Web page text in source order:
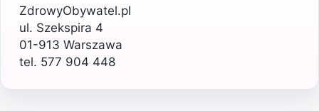
ZdrowyObywatel.pl
ul. Szekspira 4
01-913 Warszawa
tel. 577 904 448